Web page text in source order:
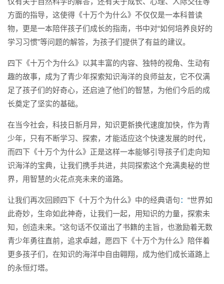
方面的指导，这使得《十万个为什么》不仅仅是一本科普读
物，更是一本陪伴孩子们成长的指南，书中对“如何培养良好的
学习习惯”等问题的解答，为孩子们提供了有益的建议。
四下《十万个为什么》以其丰富的内容、独特的视角、生动有
趣的故事，成为了青少年探索知识海洋的良师益友，它不仅满
足了孩子们的好奇心，还启迪了他们的智慧，为他们今后的成
长奠定了坚实的基础。
在当今社会，科技日新月异，知识更新换代速度加快，作为青
少年，只有不断学习、探索，才能适应这个快速发展的时代，
而四下《十万个为什么》正是这样一本能够引导孩子们走向知
识海洋的宝典，让我们携手共进，共同探索这个充满奥秘的世
界，用智慧的火花点亮未来的道路。
让我们再次回顾四下《十万个为什么》中的经典语句： “世界如
此奇妙，生命如此神奇，让我们一起，用知识的力量，探索未
知，创造未来。”这句话不仅道出了书籍的主旨，也激励着无数
青少年勇往直前，追求卓越，愿四下《十万个为什么》陪伴着
更多孩子们，在知识的海洋中自由翱翔，成为他们成长道路上
的永恒灯塔。